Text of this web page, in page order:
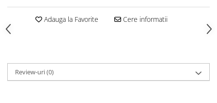
Sah Magnetic India
Set Sah + Table/backgammon
Seturi Sah Tematice
Adauga la Favorite Cere informatii
Review-uri(0)